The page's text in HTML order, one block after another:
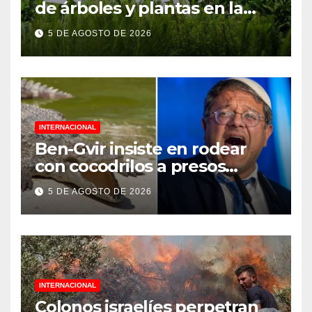
de árboles y plantas en la
Jornada Nacional de
Reforestación 2026
5 DE AGOSTO DE 2026
INTERNACIONAL
Ben-Gvir insiste en rodear
con cocodrilos a presos
palestinos
5 DE AGOSTO DE 2026
INTERNACIONAL
Colonos israelíes perpetran